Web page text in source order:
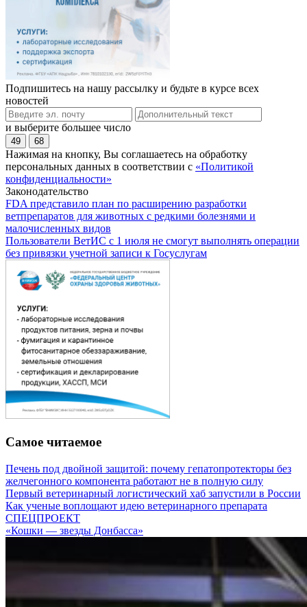
Подпишитесь на нашу рассылку и будьте в курсе всех
новостей
и выберите большее число
49 68
Нажимая на кнопку, Вы соглашаетесь на обработку
персональных данных в соответствии с «Политикой
конфиденциальности»
Законодательство
FDA представило план по расширению разработки
ветпрепаратов для животных с редкими болезнями и
малочисленных видов
Пользователи ВетИС с 1 июля не смогут выполнять операции
без привязки учетной записи к Госуслугам
Самое читаемое
Печень под двойной защитой: почему гепатопротекторы без
желчегонного компонента работают не в полную силу
Первый ветеринарный логистический хаб запустили в России
Как ученые воплощают идею ветеринарного препарата
СПЕЦПРОЕКТ
«Кошки — звезды Донбасса»